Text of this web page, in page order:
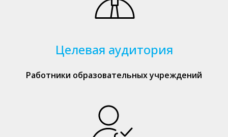
Целевая аудитория
Работники образовательных учреждений